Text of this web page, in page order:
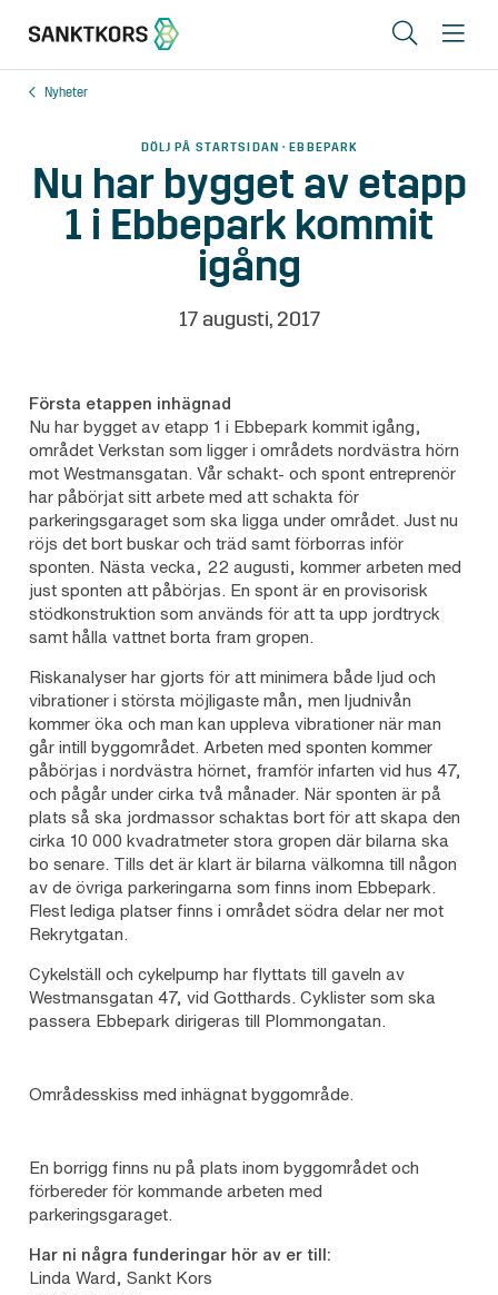
Sök
Områden
Erbjudande
In English
Nyheter
DÖLJ PÅ STARTSIDAN · EBBEPARK
Nu har bygget av etapp
1 i Ebbepark kommit
igång
17 augusti, 2017
Första etappen inhägnad
Nu har bygget av etapp 1 i Ebbepark kommit igång,
området Verkstan som ligger i områdets nordvästra hörn
mot Westmansgatan. Vår schakt- och spont entreprenör
har påbörjat sitt arbete med att schakta för
parkeringsgaraget som ska ligga under området. Just nu
röjs det bort buskar och träd samt förborras inför
sponten. Nästa vecka, 22 augusti, kommer arbeten med
just sponten att påbörjas. En spont är en provisorisk
stödkonstruktion som används för att ta upp jordtryck
samt hålla vattnet borta fram gropen.
Riskanalyser har gjorts för att minimera både ljud och
vibrationer i största möjligaste mån, men ljudnivån
kommer öka och man kan uppleva vibrationer när man
går intill byggområdet. Arbeten med sponten kommer
påbörjas i nordvästra hörnet, framför infarten vid hus 47,
och pågår under cirka två månader. När sponten är på
plats så ska jordmassor schaktas bort för att skapa den
cirka 10 000 kvadratmeter stora gropen där bilarna ska
bo senare. Tills det är klart är bilarna välkomna till någon
av de övriga parkeringarna som finns inom Ebbepark.
Flest lediga platser finns i området södra delar ner mot
Rekrytgatan.
Cykelställ och cykelpump har flyttats till gaveln av
Westmansgatan 47, vid Gotthards. Cyklister som ska
passera Ebbepark dirigeras till Plommongatan.
Områdesskiss med inhägnat byggområde.
En borrigg finns nu på plats inom byggområdet och
förbereder för kommande arbeten med
parkeringsgaraget.
Har ni några funderingar hör av er till:
Linda Ward, Sankt Kors